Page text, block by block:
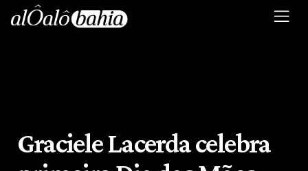
Graciele Lacerda celebra